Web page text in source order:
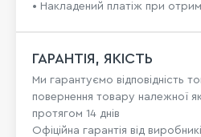
• Накладений платіж при
ГАРАНТІЯ, ЯКІСТЬ
Ми гарантуємо відповідність
повернення товару належної
протягом 14 днів
Офіційна гарантія від